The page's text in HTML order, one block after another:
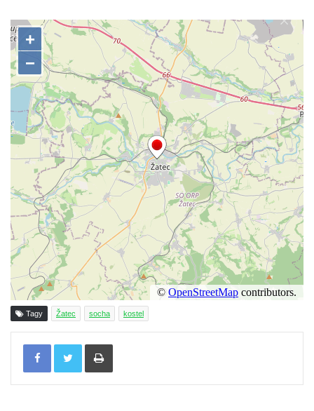
náměstí v Cítolibech
Torzo sloupu svatého Josefa na návsi ve
Strupčicích (dnes kříž)
Sloup se sochou Piety v Kostelní ulici ve
Strupčicích
Sloup Panny Marie u kaple v Brníkově
Socha svatého Prokopa na návsi v
Ředhošti
Sloup se sochou Piety na Mírovém náměstí
v Postoloprtech
Sloup svatého Václava u hřbitova v
Postoloprtech
Sloup Panny Marie na jižním okraji Mařenic
Sloup s kaplicí (boží muka) v Jablonném v
Podještědí – Markvarticích u Palmeho
dvora
Sloup Panny Marie v zámecké zahradě v
Teplicích
Sloup Nejsvětější Trojice se svatým
Tagy Žatec socha kostel
Tisknout